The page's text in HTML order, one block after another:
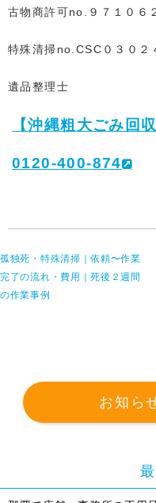
古物商許可no.９７１０６
特殊清掃no.CSC０３０２
遺品整理士
【沖縄粗大ごみ回
0120-400-874
孤独死・特殊清掃｜依頼〜作業
完了の流れ・費用｜死後２週間
の作業事例
お知ら